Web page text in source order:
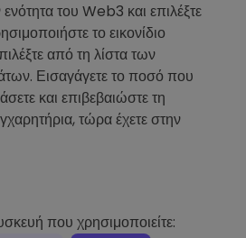
ενότητα του Web3 και επιλέξτε
το εικονίδιο
από τη λίστα των
Εισαγάγετε το ποσό που
και επιβεβαιώστε τη
τώρα έχετε στην
που χρησιμοποιείτε: